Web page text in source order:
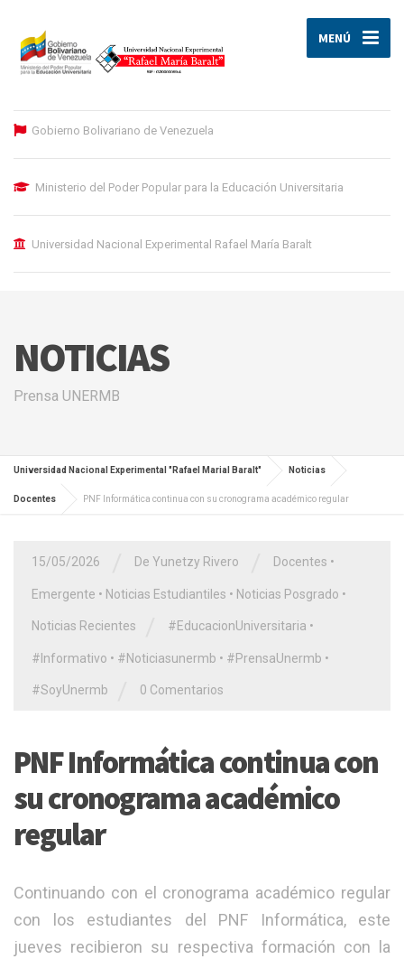
MENÚ
Gobierno Bolivariano de Venezuela
Ministerio del Poder Popular para la Educación Universitaria
Universidad Nacional Experimental Rafael María Baralt
NOTICIAS
Prensa UNERMB
Universidad Nacional Experimental "Rafael Marial Baralt" Noticias
Docentes PNF Informática continua con su cronograma académico regular
15/05/2026 De Yunetzy Rivero Docentes •
Emergente • Noticias Estudiantiles • Noticias Posgrado •
Noticias Recientes #EducacionUniversitaria •
#Informativo • #Noticiasunermb • #PrensaUnermb •
#SoyUnermb 0 Comentarios
PNF Informática continua con
su cronograma académico
regular
Continuando con el cronograma académico regular
con los estudiantes del PNF Informática, este
jueves recibieron su respectiva formación con la